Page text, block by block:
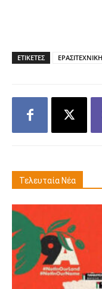
ΕΤΙΚΕΤΕΣ
Τελευταία Νέα